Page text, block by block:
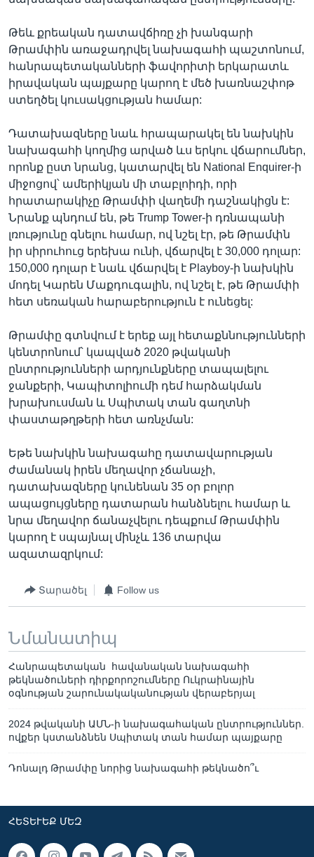
Թեև քրեական դատավճիռը չի խանգարի
Թրամփին առաջադրվել նախագահի պաշտոնում,
հանրապետականների ֆավորիտի երկարատև
իրավական պայքարը կարող է մեծ խառնաշփոթ
ստեղծել կուսակցության համար:
Դատախազները նաև հրապարակել են նախկին
նախագահի կողմից արված ևս երկու վճարումներ,
որոնք ըստ նրանց, կատարվել են National Enquirer-ի
միջոցով՝ ամերիկյան մի տաբլոիդի, որի
հրատարակիչը Թրամփի վաղեմի դաշնակիցն է:
Նրանք պնդում են, թե Trump Tower-ի դռնապանի
լռությունը գնելու համար, ով նշել էր, թե Թրամփն
իր սիրուհուց երեխա ունի, վճարվել է 30,000 դոլար:
150,000 դոլար է նաև վճարվել է Playboy-ի նախկին
մոդել Կարեն Մաքդուգալին, ով նշել է, թե Թրամփի
հետ սեռական հարաբերություն է ունեցել:
Թրամփը գտնվում է երեք այլ հետաքննությունների
կենտրոնում՝ կապված 2020 թվականի
ընտրությունների արդյունքները տապալելու
ջանքերի, Կապիտոլիումի դեմ հարձակման
խրախուսման և Սպիտակ տան գաղտնի
փաստաթղթերի հետ առնչման:
Եթե նախկին նախագահը դատավարության
ժամանակ իրեն մեղավոր չճանաչի,
դատախազները կունենան 35 օր բոլոր
ապացույցները դատարան հանձնելու համար և
նրա մեղավոր ճանաչվելու դեպքում Թրամփին
կարող է սպայնալ մինչև 136 տարվա
ազատազրկում:
Տարածել Follow us
Նմանատիպ
Հանրապետական հավանական նախագահի
թեկնածուների դիրքորոշումները Ուկրաինային
օգնության շարունակականության վերաբերյալ
2024 թվականի ԱՄՆ-ի նախագահական ընտրություններ.
ովքեր կստանձնեն Սպիտակ տան համար պայքարը
Դոնալդ Թրամփը նորից նախագահի թեկնածո՞ւ
ՀԵՏԵՒԵՔ ՄԵԶ